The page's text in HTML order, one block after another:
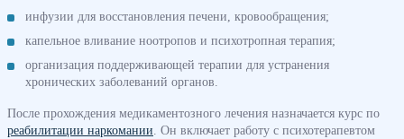
инфузии для восстановления печени, кровообращения;
капельное вливание ноотропов и психотропная терапия;
организация поддерживающей терапии для устранения
хронических заболеваний органов.
После прохождения медикаментозного лечения назначается курс по
реабилитации наркомании . Он включает работу с психотерапевтом